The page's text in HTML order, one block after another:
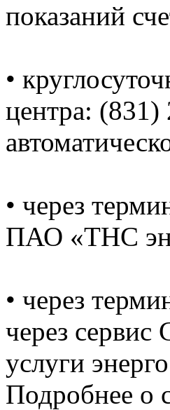
показаний
•
центра: (831)
• через
ПАО «ТНС
• через
через сервис
услуги
Подробнее о